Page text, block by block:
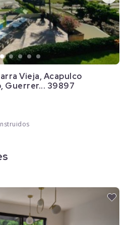
Vieja, Acapulco
Guerrer... 39897